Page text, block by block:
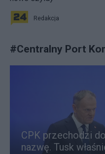
Redakcja
#Centralny Port
CPK przechodzi
nazwę. Tusk